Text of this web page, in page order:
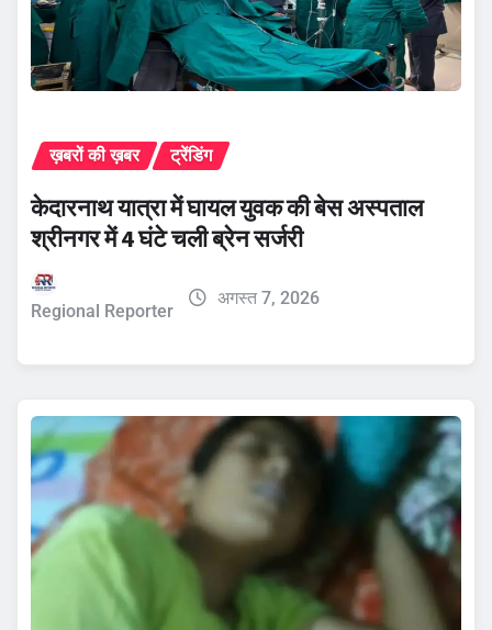
ख़बरों की ख़बर ट्रेंडिंग
केदारनाथ यात्रा में घायल युवक की बेस अस्पताल
श्रीनगर में 4 घंटे चली ब्रेन सर्जरी
Regional Reporter
अगस्त 7, 2026